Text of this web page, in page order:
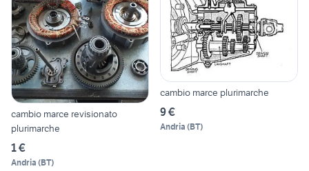
cambio marce revisionato
plurimarche
1 €
Andria (BT)
cambio marce plurimarche
9 €
Andria (BT)